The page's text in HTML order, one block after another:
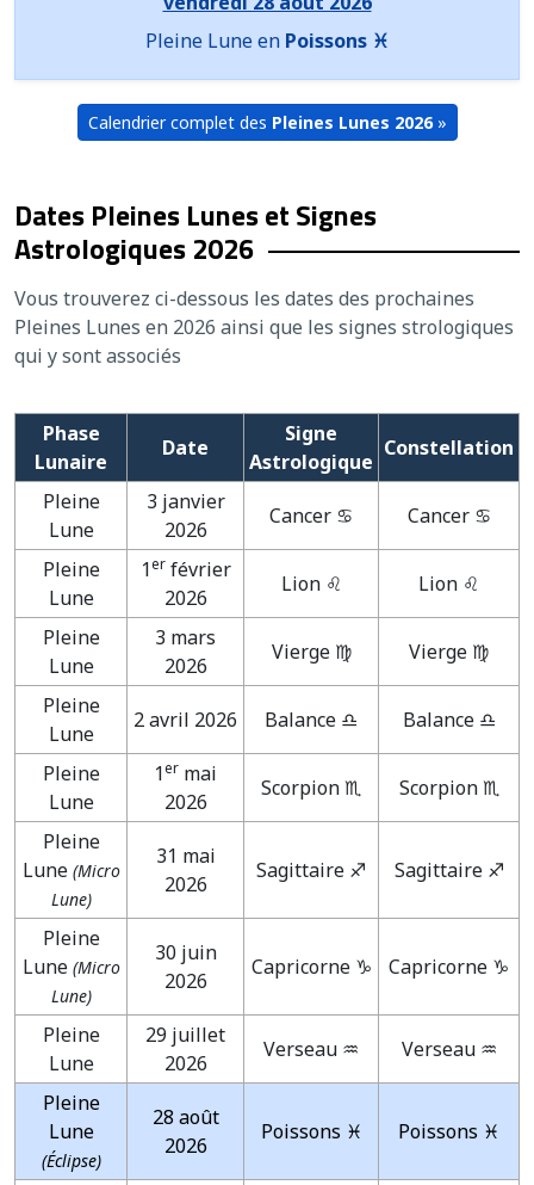
Pleine Lune en Poissons ♓
Calendrier complet des Pleines Lunes 2026»
Dates Pleines Lunes et Signes
Astrologiques 2026
Vous trouverez ci-dessous les dates des prochaines
Pleines Lunes en 2026 ainsi que les signes strologiques
qui y sont associés
Phase
Lunaire
Date
Signe
Astrologique
Constellation
Pleine
Lune
3 janvier
2026
Cancer ♋ Cancer ♋
Pleine
Lune
1erfévrier
2026
Lion ♌ Lion ♌
Pleine
Lune
3 mars
2026
Vierge ♍ Vierge ♍
Pleine
Lune
2 avril 2026 Balance ♎ Balance ♎
Pleine
Lune
1er mai
2026
Scorpion ♏ Scorpion ♏
Pleine
Lune (Micro
Lune)
31 mai
2026
Sagittaire ♐ Sagittaire ♐
Pleine
Lune (Micro
Lune)
30 juin
2026
Capricorne ♑ Capricorne ♑
Pleine
Lune
29 juillet
2026
Verseau ♒ Verseau ♒
Pleine
Lune
(Éclipse)
28 août
2026
Poissons ♓ Poissons ♓